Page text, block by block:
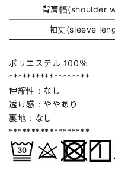
背肩幅(shoulder
袖丈(sleeve
ポリエステル 100％
******************
伸縮性：なし
透け感：ややあり
裏地：なし
******************